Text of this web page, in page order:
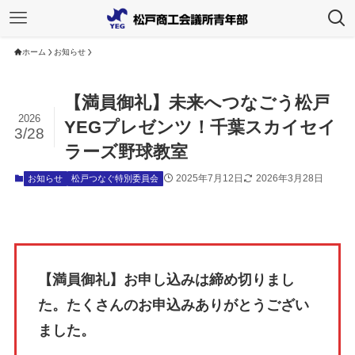
ホーム お知らせ
【満員御礼】未来へつなごう松戸
YEGプレゼンツ！千葉スカイセイ
ラーズ野球教室
2026
3/28
お知らせ 松戸つなぐ特別委員会 2025年7月12日 2026年3月28日
【満員御礼】お申し込みは締め切りまし
た。たくさんのお申込みありがとうござい
ました。